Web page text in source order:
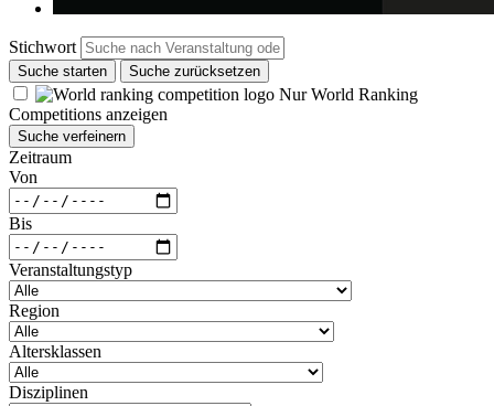
Stichwort
Suche starten Suche zurücksetzen
Nur World Ranking
Competitions anzeigen
Suche verfeinern
Zeitraum
Von
Bis
Veranstaltungstyp
Region
Altersklassen
Disziplinen